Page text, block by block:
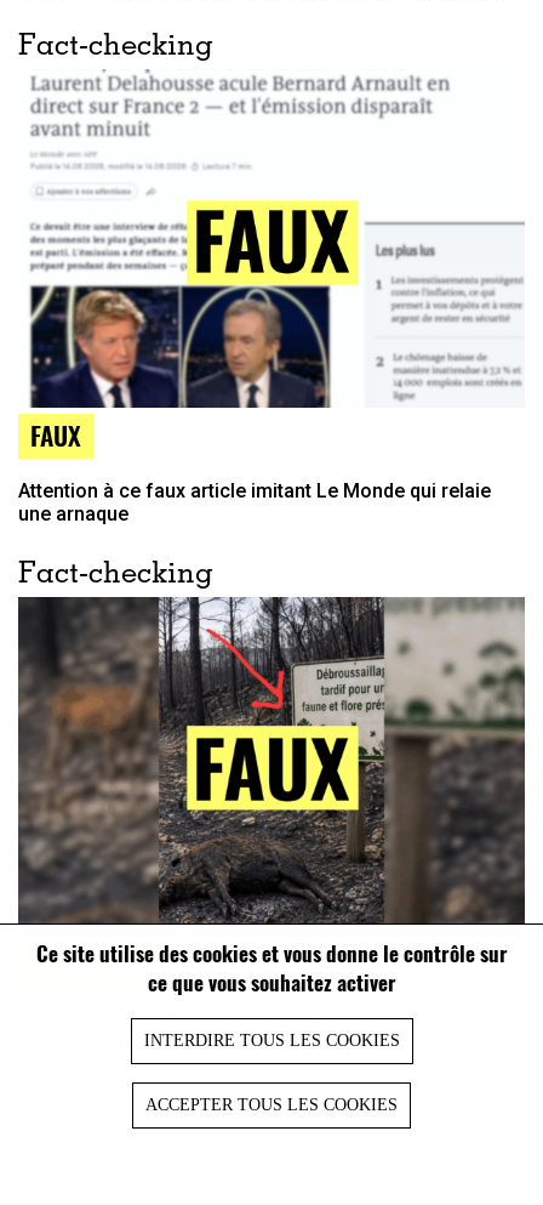
Ce site utilise des cookies et vous donne le contrôle sur
ce que vous souhaitez activer
INTERDIRE TOUS LES COOKIES
ACCEPTER TOUS LES COOKIES
Fact-checking
FAUX
Attention à ce faux article imitant Le Monde qui relaie
une arnaque
Fact-checking
TROMPEUR
Attention à cette fausse image alimentant l’idée que le
fauchage tardif favorise les incendies